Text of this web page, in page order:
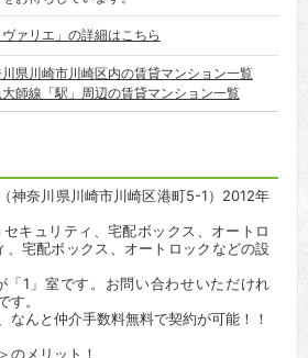
ヴァリエ」の詳細はこちら
県川崎市川崎区内の賃貸マンション一覧
師線「駅」周辺の賃貸マンション一覧
神奈川県川崎市川崎区港町5-1）2012年
キュリティ、宅配ボックス、オートロ
、宅配ボックス、オートロックなどの設
「1」室です。お問い合わせいただけれ
す。
なんと仲介手数料無料で契約が可能！！
のメリット！